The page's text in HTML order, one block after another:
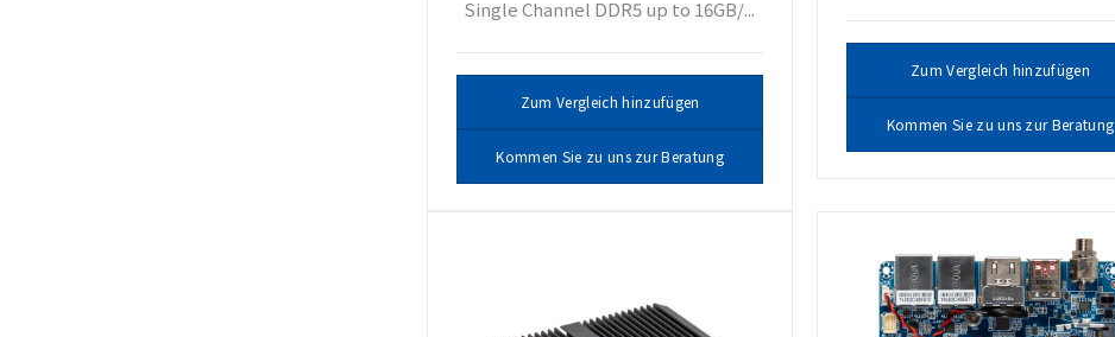
Single Channel DDR5 up to 16GB/...
Zum Vergleich hinzufügen
Kommen Sie zu uns zur Beratung
Zum Vergleich hinzufügen
Kommen Sie zu uns zur Beratung